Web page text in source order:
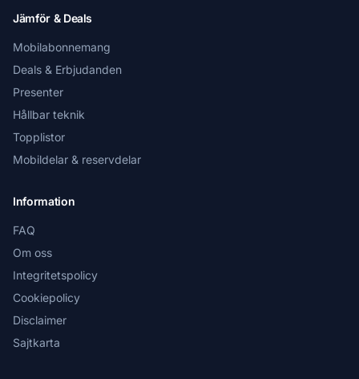
Jämför & Deals
Mobilabonnemang
Deals & Erbjudanden
Presenter
Hållbar teknik
Topplistor
Mobildelar & reservdelar
Information
FAQ
Om oss
Integritetspolicy
Cookiepolicy
Disclaimer
Sajtkarta